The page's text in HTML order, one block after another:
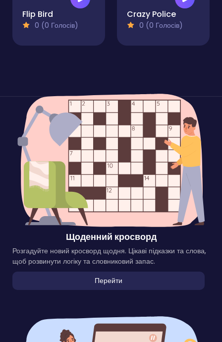
Flip Bird
0 (0 Голосів)
Crazy Police
0 (0 Голосів)
Щоденний кросворд
Розгадуйте новий кросворд щодня. Цікаві підказки та слова,
щоб розвинути логіку та словниковий запас.
Перейти